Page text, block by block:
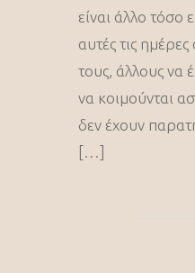
είναι άλλο τόσο
αυτές τις
τους, άλλους να
να κοιμούνται
δεν έχουν
[…]